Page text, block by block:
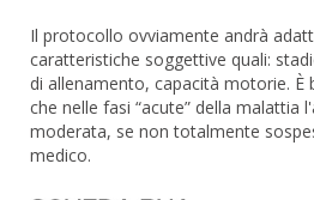
Il protocollo ovviamente andrà
caratteristiche soggettive quali:
di allenamento, capacità motorie. È
che nelle fasi “acute” della malattia
moderata, se non totalmente
medico.